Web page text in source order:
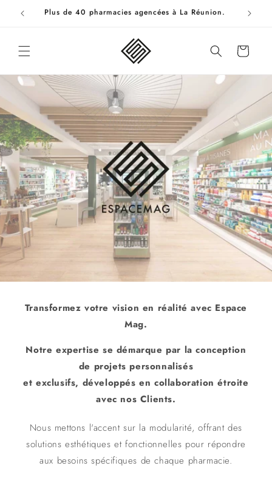
passerPlus de 40 pharmacies agencées à La Réunion.
Panier
Transformez votre vision en réalité avec Espace
Mag.
Notre expertise se démarque par la conception
de projets personnalisés
et exclusifs, développés en collaboration étroite
avec nos Clients.
Nous mettons l'accent sur la modularité, offrant des
solutions esthétiques et fonctionnelles pour répondre
aux besoins spécifiques de chaque pharmacie.